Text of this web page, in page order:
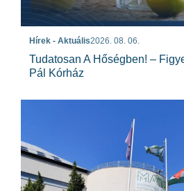
Hírek - Aktuális2026. 08. 06.
Tudatosan A Hőségben! –
Pál Kórház